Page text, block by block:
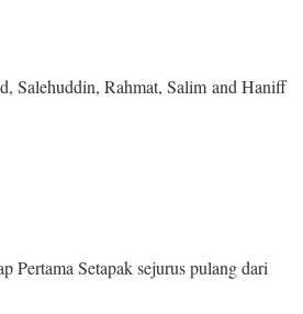
Salehuddin, Rahmat, Salim and Haniff
Pertama Setapak sejurus pulang dari